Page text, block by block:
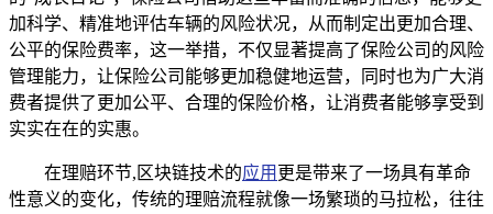
加科学、精准地评估车辆的风险状况，从而制定出更加合理、
公平的保险费率，这一举措，不仅显著提高了保险公司的风险
管理能力，让保险公司能够更加稳健地运营，同时也为广大消
费者提供了更加公平、合理的保险价格，让消费者能够享受到
实实在在的实惠。
在理赔环节,区块链技术的应用 更是带来了一场具有革命
性意义的变化，传统的理赔流程就像一场繁琐的马拉松，往往